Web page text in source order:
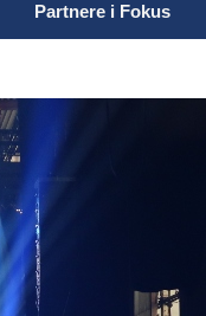
Partnere i Fokus